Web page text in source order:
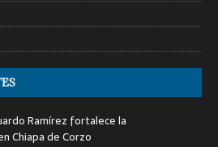
Ramírez fortalece la
Chiapa de Corzo